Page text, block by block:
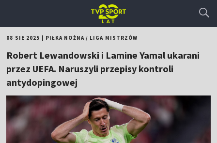
08 SIE 2025 PIŁKA NOŻNA/ LIGA MISTRZÓW
Robert Lewandowski i Lamine Yamal ukarani
przez UEFA. Naruszyli przepisy kontroli
antydopingowej